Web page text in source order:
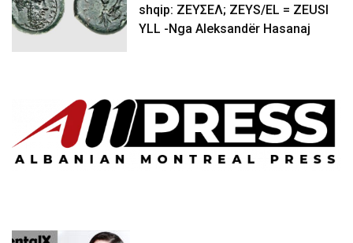
shqip: ΖΕΥΣΕΛ; ZEYS/EL = ZEUSI
YLL -Nga Aleksandër Hasanaj